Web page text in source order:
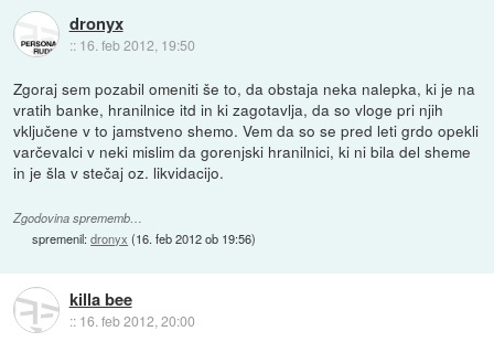
dronyx
:: 16. feb 2012, 19:50
Zgoraj sem pozabil omeniti še to, da obstaja neka nalepka, ki je na
vratih banke, hranilnice itd in ki zagotavlja, da so vloge pri njih
vključene v to jamstveno shemo. Vem da so se pred leti grdo opekli
varčevalci v neki mislim da gorenjski hranilnici, ki ni bila del sheme
in je šla v stečaj oz. likvidacijo.
Zgodovina sprememb…
spremenil:dronyx (16. feb 2012 ob 19:56)
killa bee
:: 16. feb 2012, 20:00